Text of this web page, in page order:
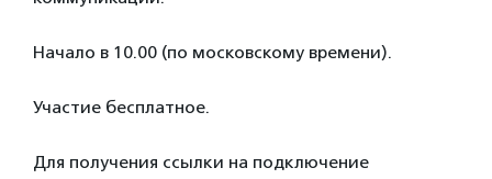
Начало в 10.00 (по московскому времени).
Участие бесплатное.
Для получения ссылки на подключение